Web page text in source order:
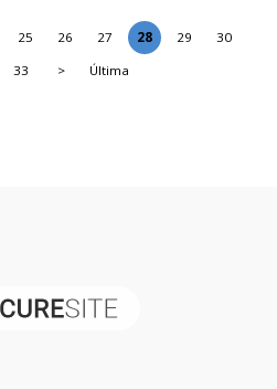
25 26 27 28 29
30
33 > Última